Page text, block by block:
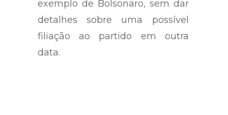
também ingressaria na sigla, a
exemplo de Bolsonaro, sem dar
detalhes sobre uma possível
filiação ao partido em outra